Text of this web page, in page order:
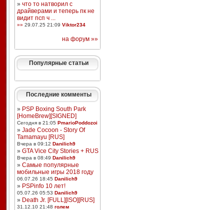
» что то натворил с
драйверами и теперь пк не
видит псп ч ...
»» 29.07.25 21:09 Viktor234
на форум »»
Популярные статьи
Последние комменты
» PSP Boxing South Park
[HomeBrew][SIGNED]
Сегодня в 21:05 PmarioPoddozoi
» Jade Cocoon - Story Of
Tamamayu [RUS]
Вчера в 09:12 Danilich9
» GTA Vice City Stories + RUS
Вчера в 08:49 Danilich9
» Самые популярные
мобильные игры 2018 году
06.07.26 18:45 Danilich9
» PSPinfo 10 лет!
05.07.26 05:53 Danilich9
» Death Jr. [FULL][ISO][RUS]
31.12.10 21:48 голем